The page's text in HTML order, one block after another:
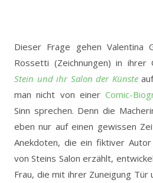
Dieser Frage gehen Valentina
Rossetti (Zeichnungen) in ihrer
Stein und ihr Salon der Künsteauf
man nicht von einerComic-
Sinn sprechen. Denn die
eben nur auf einen gewissen
Anekdoten, die ein fiktiver
von Steins Salon erzählt,
Frau, die mit ihrer Zuneigung